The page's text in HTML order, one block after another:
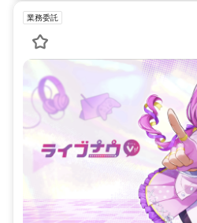
業務委託